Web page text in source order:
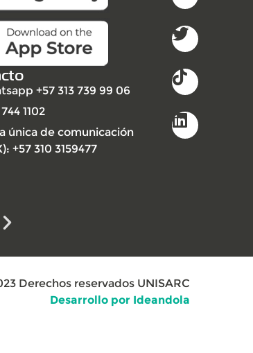
+57 313 739 99 06
1102
única de comunicación
+57 310 3159477
Derechos reservados UNISARC
Desarrollo por Ideandola